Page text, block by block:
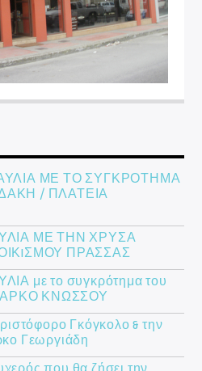
ΜΕ ΤΟ ΣΥΓΚΡΟΤΗΜΑ
/ ΠΛΑΤΕΙΑ
ΜΕ ΤΗΝ ΧΡΥΣΑ
ΠΡΑΣΣΑΣ
με το συγκρότημα του
ΚΝΩΣΣΟΥ
Γκόγκολο & την
Γεωργιάδη